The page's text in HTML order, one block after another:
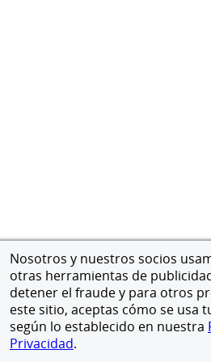
Nosotros y nuestros socios
otras herramientas de
detener el fraude y para otros
este sitio, aceptas cómo se usa
según lo establecido en nuestra
Privacidad.